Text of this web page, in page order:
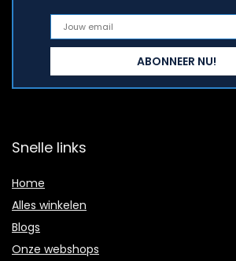
Snelle links
Home
Alles winkelen
Blogs
Onze webshops